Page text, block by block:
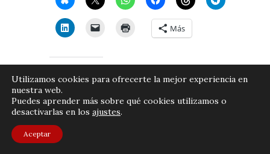
Más
Cargando...
Publicado por
0 comentarios
Utilizamos cookies para ofrecerte la mejor experiencia en
nuestra web.
Puedes aprender más sobre qué cookies utilizamos o
desactivarlas en los ajustes.
Aceptar